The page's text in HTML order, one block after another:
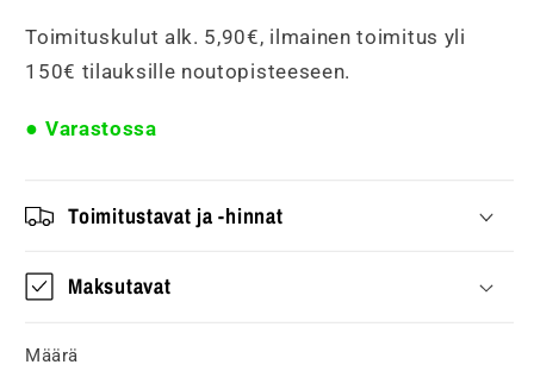
Toimituskulut alk. 5,90€, ilmainen toimitus yli
150€ tilauksille noutopisteeseen.
Varastossa
Toimitustavat ja -hinnat
Maksutavat
Määrä